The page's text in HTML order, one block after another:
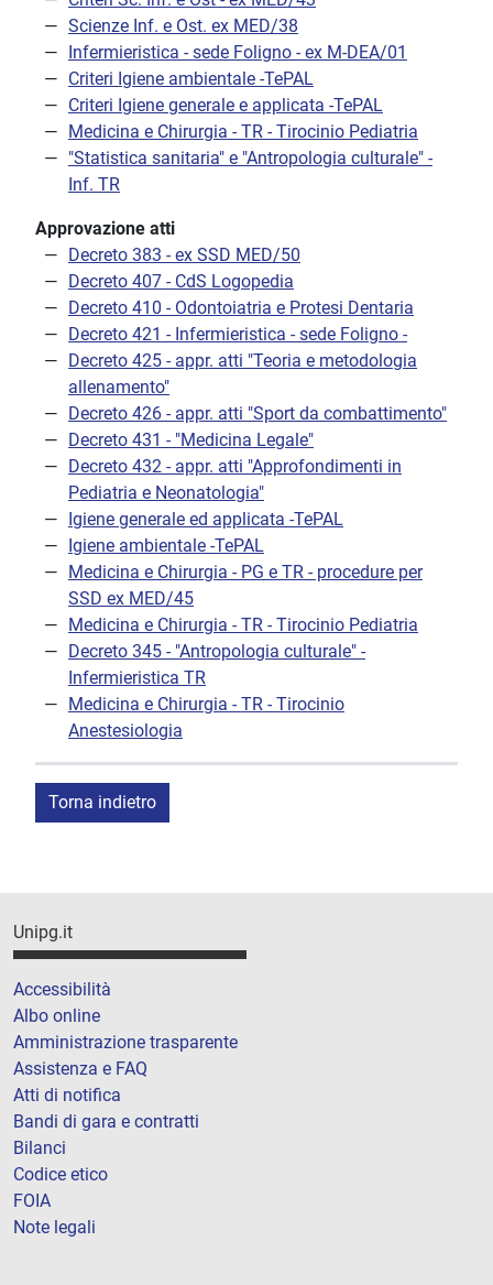
Scienze Inf. e Ost. ex MED/38
Infermieristica - sede Foligno - ex M-DEA/01
Criteri Igiene ambientale -TePAL
Criteri Igiene generale e applicata -TePAL
Medicina e Chirurgia - TR - Tirocinio Pediatria
"Statistica sanitaria" e "Antropologia culturale" -
Inf. TR
Approvazione atti
Decreto 383 - ex SSD MED/50
Decreto 407 - CdS Logopedia
Decreto 410 - Odontoiatria e Protesi Dentaria
Decreto 421 - Infermieristica - sede Foligno -
Decreto 425 - appr. atti "Teoria e metodologia
allenamento"
Decreto 426 - appr. atti "Sport da combattimento"
Decreto 431 - "Medicina Legale"
Decreto 432 - appr. atti "Approfondimenti in
Pediatria e Neonatologia"
Igiene generale ed applicata -TePAL
Igiene ambientale -TePAL
Medicina e Chirurgia - PG e TR - procedure per
SSD ex MED/45
Medicina e Chirurgia - TR - Tirocinio Pediatria
Decreto 345 - "Antropologia culturale" -
Infermieristica TR
Medicina e Chirurgia - TR - Tirocinio
Anestesiologia
Torna indietro
Unipg.it
Accessibilità
Albo online
Amministrazione trasparente
Assistenza e FAQ
Atti di notifica
Bandi di gara e contratti
Bilanci
Codice etico
FOIA
Note legali